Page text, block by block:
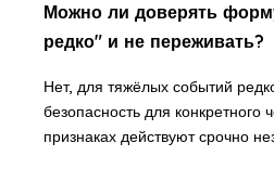
Можно ли доверять
редко" и не переживать?
Нет, для тяжёлых событий
безопасность для конкретного
признаках действуют срочно